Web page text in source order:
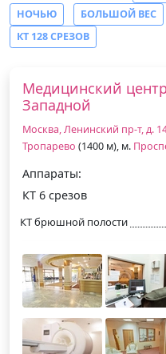
НОЧЬЮ
БОЛЬШОЙ ВЕС
КТ 128 СРЕЗОВ
Медицинский
Западной
Москва, Ленинский пр-т, д.
Тропарево (1400 м), м.
Аппараты:
КТ 6 срезов
КТ брюшной полости